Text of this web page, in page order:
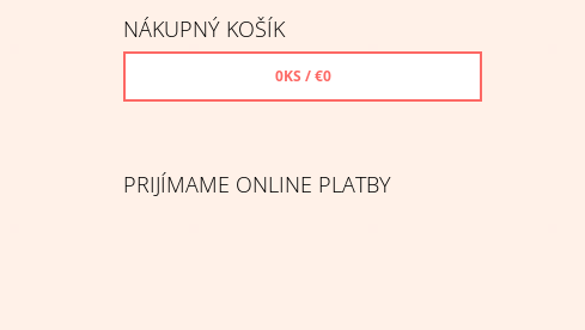
NÁKUPNÝ KOŠÍK
0KS /€0
PRIJÍMAME ONLINE PLATBY